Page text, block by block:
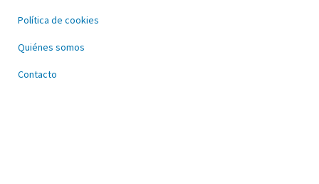
Política de cookies
Quiénes somos
Contacto